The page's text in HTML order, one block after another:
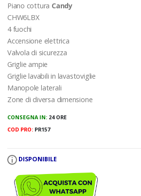
Piano cottura Candy
CHW6LBX
4 fuochi
Accensione elettrica
Valvola di sicurezza
Griglie ampie
Griglie lavabili in lavastoviglie
Manopole laterali
Zone di diversa dimensione
CONSEGNA IN: 24 ORE
COD PRO: PR157
DISPONIBILE